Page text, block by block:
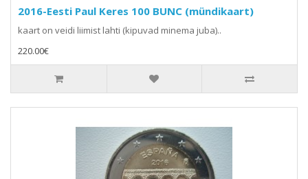
2016-Eesti Paul Keres 100 BUNC (mündikaart)
kaart on veidi liimist lahti (kipuvad minema juba)..
220.00€